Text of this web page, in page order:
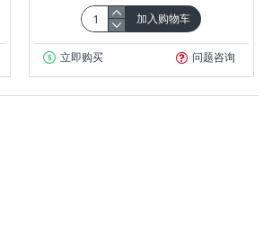
加入购物车
立即购买 问题咨询